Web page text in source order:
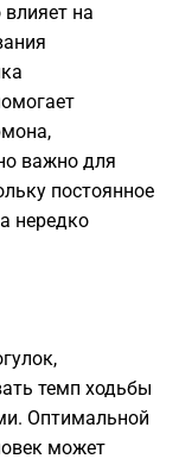
на
важно для
постоянное
нередко
темп ходьбы
Оптимальной
может